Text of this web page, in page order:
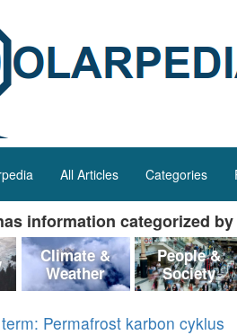
All Articles Categories
information categorized
Climate &
Weather
People &
Society
Permafrost karbon cyklus